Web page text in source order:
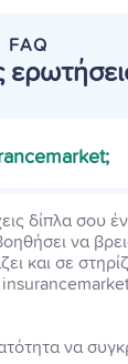
FAQ
δίπλα σου
να
και σε
να